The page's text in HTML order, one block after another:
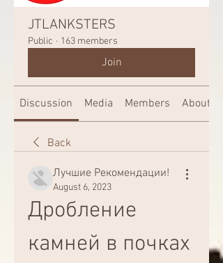
JTLANKSTERS
Public · 163 members
Join
Discussion Media Members About
Back
Лучшие Рекомендации!
August 6, 2023
Дробление
камней в почках